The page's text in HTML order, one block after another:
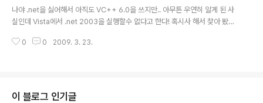
나야 .net을 싫어해서 아직도 VC++ 6.0을 쓰지만.. 아무튼 우연히 알게 된 사
실인데 Vista에서 .net 2003을 실행할수 없다고 한다! 혹시사 해서 찾아 봤더
는지 여부 이번 버전을 사용하여 개발한 응용 프로그램을 Windows Vista에
서비스 팩 1 아니요 예(응용 프로그램이 .NET Framework 1..
0 0 2009. 3. 23.
이 블로그 인기글